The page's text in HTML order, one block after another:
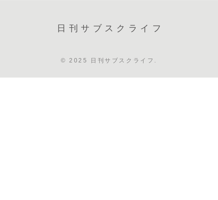
日刊サブスクライフ
© 2025 日刊サブスクライフ.